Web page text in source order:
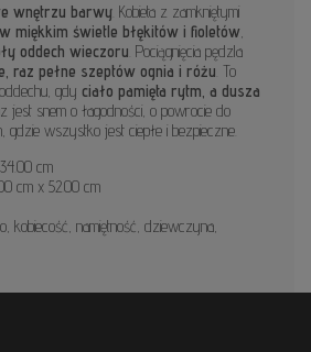
wnętrzu barwy . Kobieta z zamkniętymi
w miękkim świetle błękitów i fioletów
oddech wieczoru . Pociągnięcia pędzla
raz pełne szeptów ognia i różu . To
gdy ciało pamięta rytm, a dusza
jest snem o łagodności, o powrocie do
gdzie wszystko jest ciepłe i bezpieczne.
cm
cm x 52.00 cm
kobiecość, namiętność, dziewczyna,